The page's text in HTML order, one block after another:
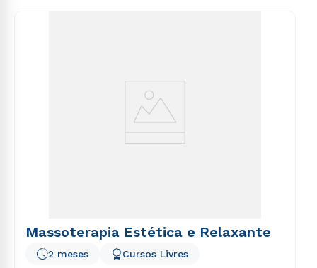
Massoterapia Estética e Relaxante
2 meses Cursos Livres